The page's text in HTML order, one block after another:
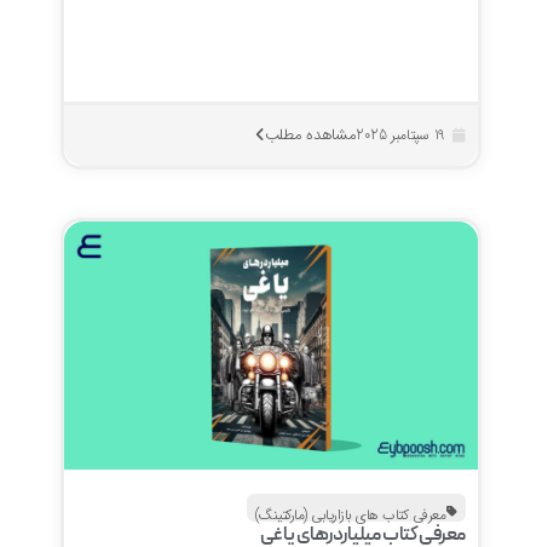
مشاهده مطلب
معرفی کتاب های بازاریابی (مارکتینگ)
معرفی کتاب میلیاردرهای یاغی